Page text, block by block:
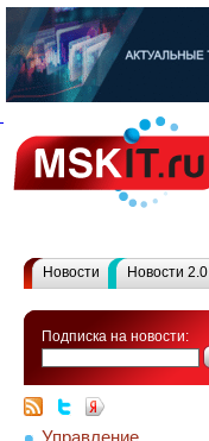
Новости Новости 2.0
Подписка на новости:
Управление